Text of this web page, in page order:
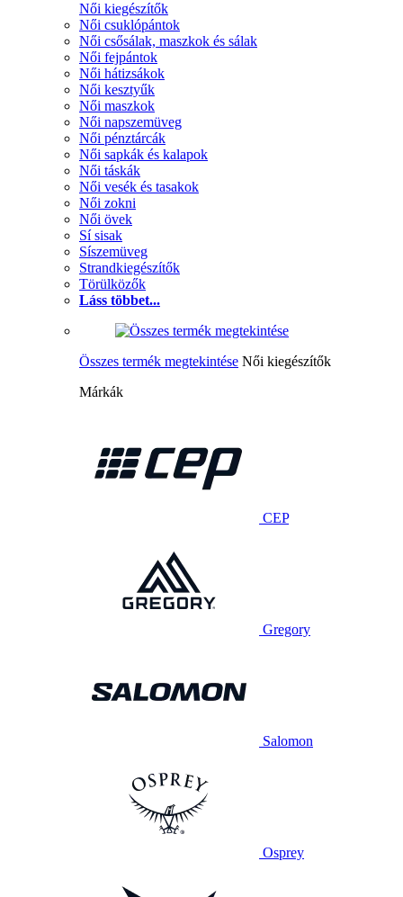
Női kiegészítők
Női csuklópántok
Női csősálak, maszkok és sálak
Női fejpántok
Női hátizsákok
Női kesztyűk
Női maszkok
Női napszemüveg
Női pénztárcák
Női sapkák és kalapok
Női táskák
Női vesék és tasakok
Női zokni
Női övek
Sí sisak
Síszemüveg
Strandkiegészítők
Törülközők
Láss többet...
Összes termék megtekintése Női kiegészítők
Márkák
CEP
Gregory
Salomon
Osprey